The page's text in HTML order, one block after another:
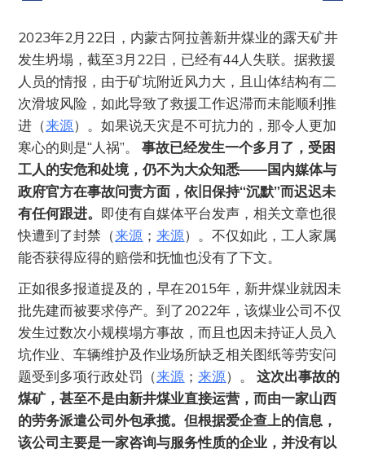
2023年2月22日，内蒙古阿拉善新井煤业的露天矿井
发生坍塌，截至3月22日，已经有44人失联。据救援
人员的情报，由于矿坑附近风力大，且山体结构有二
次滑坡风险，如此导致了救援工作迟滞而未能顺利推
进（来源）。如果说天灾是不可抗力的，那令人更加
寒心的则是“人祸”。事故已经发生一个多月了，受困
工人的安危和处境，仍不为大众知悉——国内媒体与
政府官方在事故问责方面，依旧保持“沉默”而迟迟未
有任何跟进。 即使有自媒体平台发声，相关文章也很
快遭到了封禁（来源 ；来源）。不仅如此，工人家属
能否获得应得的赔偿和抚恤也没有了下文。
正如很多报道提及的，早在2015年，新井煤业就因未
批先建而被要求停产。到了2022年，该煤业公司不仅
发生过数次小规模塌方事故，而且也因未持证人员入
坑作业、车辆维护及作业场所缺乏相关图纸等劳安问
题受到多项行政处罚（来源 ；来源）。这次出事故的
煤矿，甚至不是由新井煤业直接运营，而由一家山西
的劳务派遣公司外包承揽。但根据爱企查上的信息，
该公司主要是一家咨询与服务性质的企业，并没有以